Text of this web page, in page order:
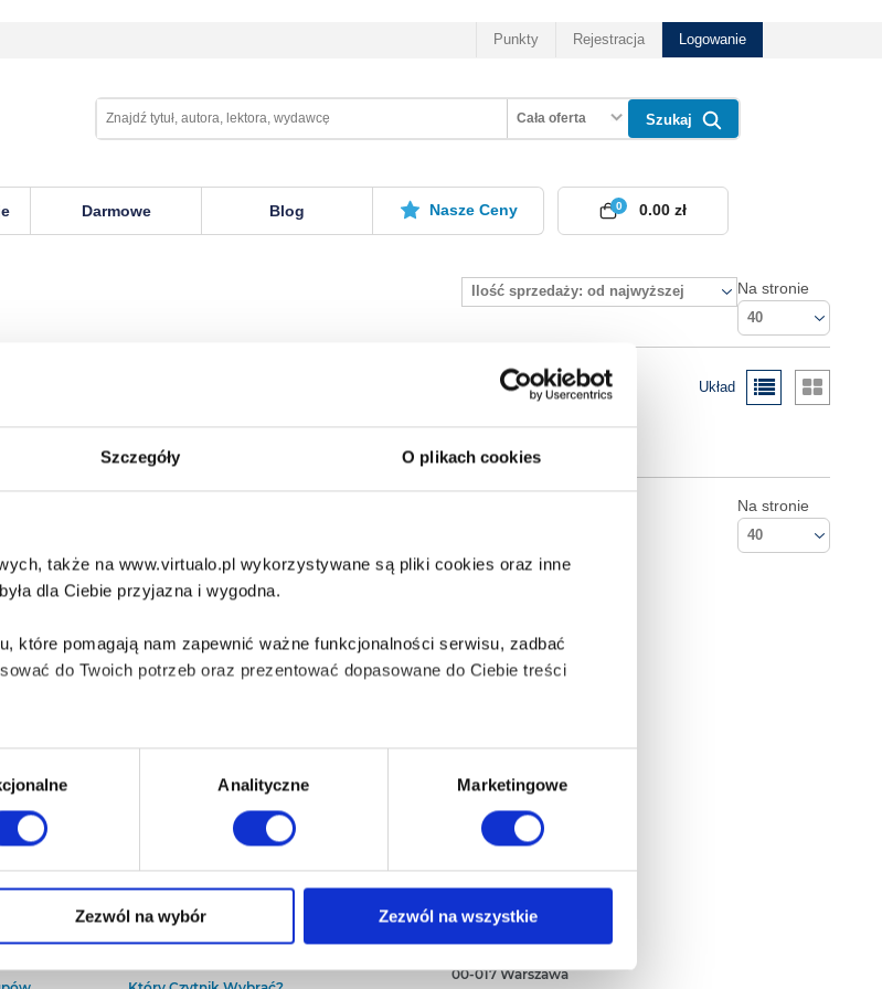
Szczegóły O plikach cookies
także na www.virtualo.pl wykorzystywane są pliki cookies oraz inne
dla Ciebie przyjazna i wygodna.
które pomagają nam zapewnić ważne funkcjonalności serwisu, zadbać
do Twoich potrzeb oraz prezentować dopasowane do Ciebie treści
i bezpiecznego działania serwisu - są także takie, które wymagają
jeśli jesteś naszym Użytkownikiem.
Analityczne Marketingowe
Zezwól na wybór Zezwól na wszystkie
Punkty Rejestracja Logowanie
Cała oferta Szukaj
Darmowe Blog Nasze Ceny 0
0.00 zł
Ilość sprzedaży: od najwyższej Na stronie
40
Układ
Na stronie
40
Baza wiedzy
Empik S.A
00-017 Warszawa